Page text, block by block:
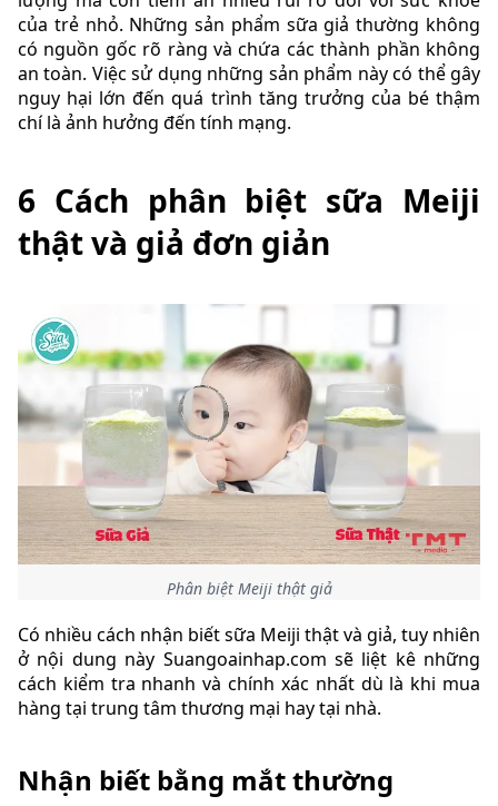
của trẻ nhỏ. Những sản phẩm sữa giả thường không
có nguồn gốc rõ ràng và chứa các thành phần không
an toàn. Việc sử dụng những sản phẩm này có thể gây
nguy hại lớn đến quá trình tăng trưởng của bé thậm
chí là ảnh hưởng đến tính mạng.
6 Cách phân biệt sữa Meiji
thật và giả đơn giản
Phân biệt Meiji thật giả
Có nhiều cách nhận biết sữa Meiji thật và giả, tuy nhiên
ở nội dung này Suangoainhap.com sẽ liệt kê những
cách kiểm tra nhanh và chính xác nhất dù là khi mua
hàng tại trung tâm thương mại hay tại nhà.
Nhận biết bằng mắt thường